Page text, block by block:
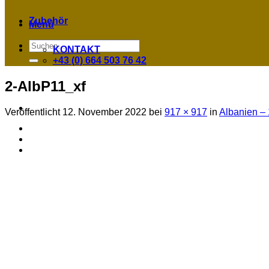
Menü
Suchen
nach:
Zubehör
KONTAKT
+43 (0) 664 503 76 42
2-AlbP11_xf
Veröffentlicht 12. November 2022 bei 917 × 917 in Albanien –